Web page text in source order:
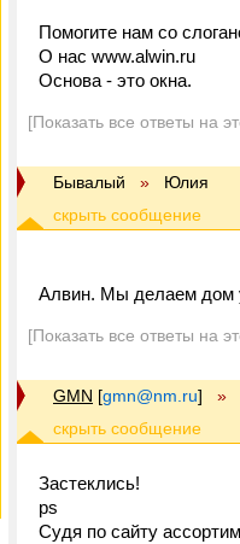
Помогите нам со
О нас www.alwin.ru
Основа - это окна.
[Показать все ответы на
Бывалый » Юлия
Алвин. Мы делаем дом
[Показать все ответы на
GMN [gmn@nm.ru] »
Застеклись!
ps
Судя по сайту